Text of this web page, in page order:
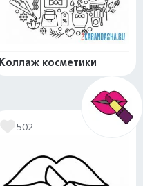
Коллаж косметики
502